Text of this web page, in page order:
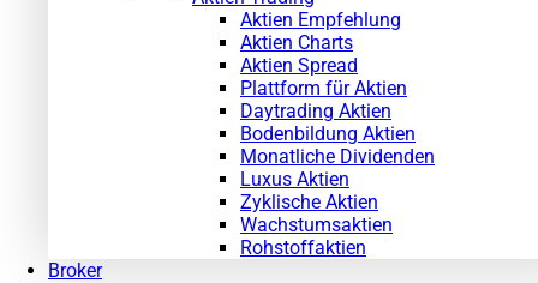
Aktien Empfehlung
Aktien Charts
Aktien Spread
Plattform für Aktien
Daytrading Aktien
Bodenbildung Aktien
Monatliche Dividenden
Luxus Aktien
Zyklische Aktien
Wachstumsaktien
Rohstoffaktien
Broker